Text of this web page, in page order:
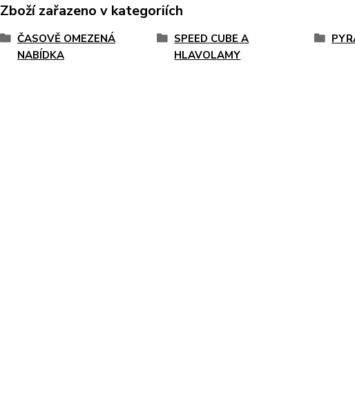
Zboží zařazeno v kategoriích
ČASOVĚ OMEZENÁ
NABÍDKA
SPEED CUBE A
HLAVOLAMY